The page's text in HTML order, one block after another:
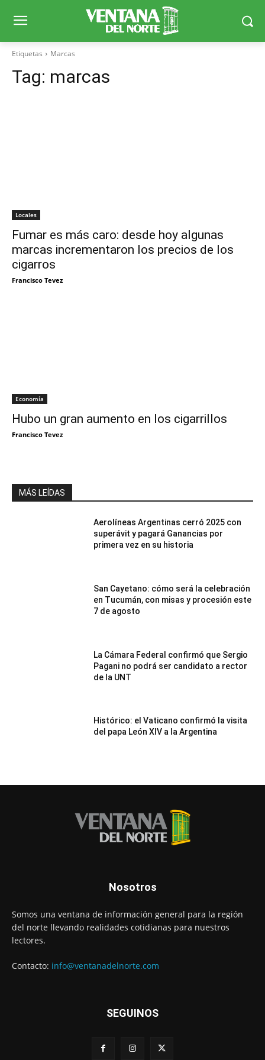
Etiquetas Marcas
Tag: marcas
Locales
Fumar es más caro: desde hoy algunas
marcas incrementaron los precios de los
cigarros
Francisco Tevez
Economía
Hubo un gran aumento en los cigarrillos
Francisco Tevez
MÁS LEÍDAS
Aerolíneas Argentinas cerró 2025 con
superávit y pagará Ganancias por
primera vez en su historia
San Cayetano: cómo será la celebración
en Tucumán, con misas y procesión este
7 de agosto
La Cámara Federal confirmó que Sergio
Pagani no podrá ser candidato a rector
de la UNT
Histórico: el Vaticano confirmó la visita
del papa León XIV a la Argentina
Nosotros
Somos una ventana de información general para la región
del norte llevando realidades cotidianas para nuestros
lectores.
Contacto: info@ventanadelnorte.com
SEGUINOS